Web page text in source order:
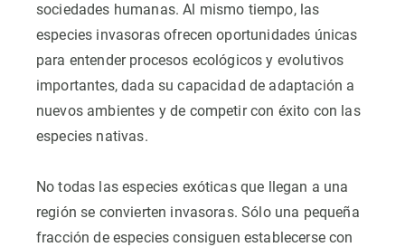
sociedades humanas. Al mismo tiempo, las
especies invasoras ofrecen oportunidades únicas
para entender procesos ecológicos y evolutivos
importantes, dada su capacidad de adaptación a
nuevos ambientes y de competir con éxito con las
especies nativas.
No todas las especies exóticas que llegan a una
región se convierten invasoras. Sólo una pequeña
fracción de especies consiguen establecerse con